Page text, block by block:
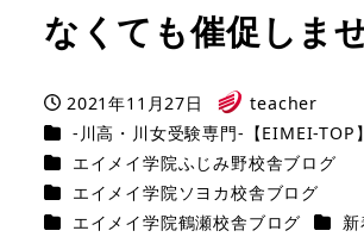
なくても催促しませ
投稿日
2021年11月27日
著
者
teacher
カテゴリー
-川高・川女受験専門-【EIMEI-TOP】
カテゴリー
エイメイ学院ふじみ野校舎ブログ
カテゴリー
エイメイ学院ソヨカ校舎ブログ
カテゴリー
エイメイ学院鶴瀬校舎ブログ カテ